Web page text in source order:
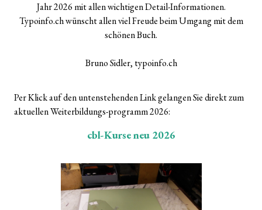
Jahr 2026 mit allen wichtigen Detail-Informationen.
Typoinfo.ch wünscht allen viel Freude beim Umgang mit dem
schönen Buch.
Bruno Sidler, typoinfo.ch
Per Klick auf den untenstehenden Link gelangen Sie direkt zum
aktuellen Weiterbildungs-programm 2026:
cbl-Kurse neu 2026